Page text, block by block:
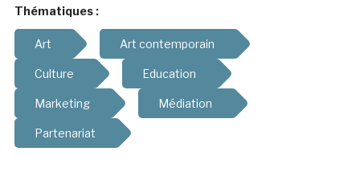
Thématiques :
Art Art contemporain
Culture Education
Marketing Médiation
Partenariat